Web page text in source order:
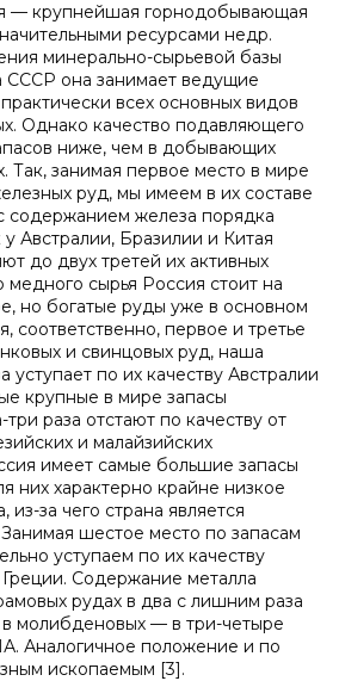
— крупнейшая горнодобывающая
ресурсами недр.
минерально-сырьевой базы
СССР она занимает ведущие
всех основных видов
Однако качество подавляющего
ниже, чем в добывающих
Так, занимая первое место в мире
руд, мы имеем в их составе
содержанием железа порядка
Австралии, Бразилии и Китая
до двух третей их активных
сырья Россия стоит на
но богатые руды уже в основном
соответственно, первое и третье
и свинцовых руд, наша
уступает по их качеству Австралии
крупные в мире запасы
раза отстают по качеству от
и малайзийских
имеет самые большие запасы
них характерно крайне низкое
за чего страна является
шестое место по запасам
уступаем по их качеству
Содержание металла
рудах в два с лишним раза
молибденовых — в три-четыре
Аналогичное положение и по
ископаемым [3].